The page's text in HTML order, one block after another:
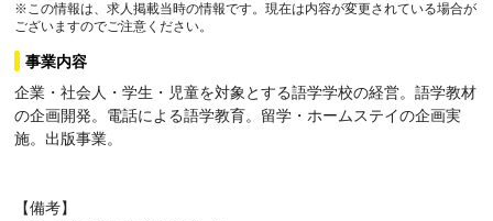
※この情報は、求人掲載当時の情報です。現在は内容が変更されている場合が
ございますのでご注意ください。
事業内容
企業・社会人・学生・児童を対象とする語学学校の経営。語学教材
の企画開発。電話による語学教育。留学・ホームステイの企画実
施。出版事業。
【備考】